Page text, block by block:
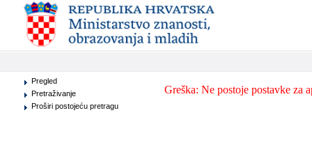
Pregled
Pretraživanje
Proširi postojeću pretragu
Greška: Ne postoje postavke za